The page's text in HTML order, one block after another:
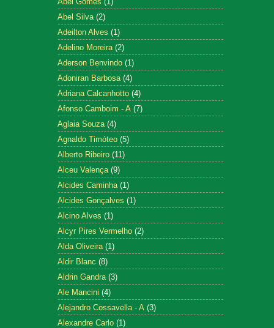
Abel Silva (2)
Adeilton Alves (1)
Adelino Moreira (2)
Aderson Benvindo (1)
Adoniran Barbosa (4)
Adriana Calcanhotto (4)
Afonso Camboim - A (7)
Aglaia Souza (4)
Agnaldo Timóteo (5)
Alberto Ribeiro (11)
Alceu Valença (9)
Alcides Caminha (1)
Alcides Gonçalves (1)
Alcino Alves (1)
Alcyr Pires Vermelho (2)
Alda Oliveira (1)
Aldir Blanc (8)
Aldrin Gandra (3)
Ale Mancini (4)
Alejandro Cossavella - A (3)
Alexandre Carlo (1)